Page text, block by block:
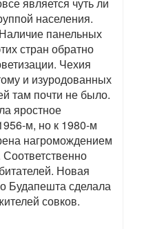
населения.
панельных
стран обратно
Чехия
и изуродованных
там почти не было.
яростное
м, но к 1980-м
нагромождением
Новая
Будапешта сделала
совков.